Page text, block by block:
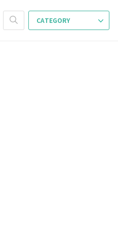
CATEGORY